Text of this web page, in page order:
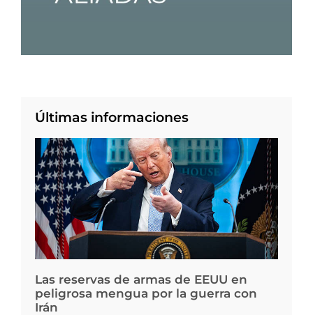
Últimas informaciones
Las reservas de armas de EEUU en
peligrosa mengua por la guerra con
Irán